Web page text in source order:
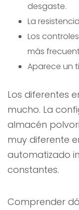
desgaste.
La
Los
más
Aparece un
Los diferentes
mucho. La
almacén
muy diferente
automatizado
constantes.
Comprender